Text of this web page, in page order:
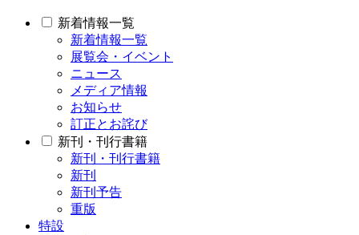
新着情報一覧
新着情報一覧
展覧会・イベント
ニュース
メディア情報
お知らせ
訂正とお詫び
新刊・刊行書籍
新刊・刊行書籍
新刊
新刊予告
重版
特設